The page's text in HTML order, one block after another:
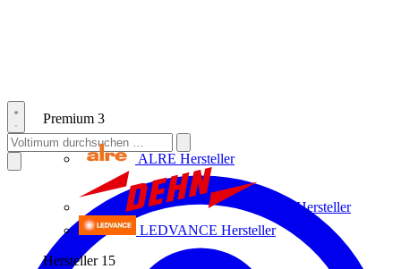
Premium 3
ALRE Hersteller
Hersteller
LEDVANCE Hersteller
Hersteller 15